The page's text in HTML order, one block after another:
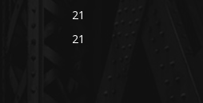
21
21